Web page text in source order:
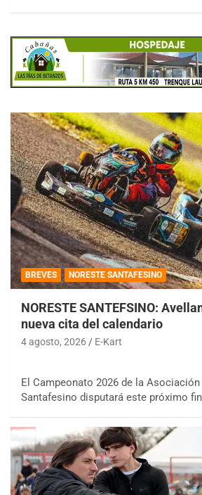
BREVES NORESTE SANTAFESINO
NORESTE SANTEFSINO:
nueva cita del calendario
4 agosto, 2026 E-Kart
El Campeonato 2026 de la
Santafesino disputará este próximo